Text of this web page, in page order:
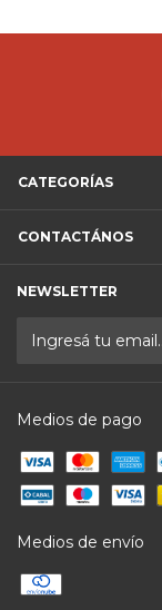
CATEGORÍAS
CONTACTÁNOS
NEWSLETTER
Medios de pago
Medios de envío